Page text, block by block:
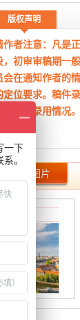
年 第12月 01 |
201210
要：科学技术水平
显的提高，为了顺
度重视建筑企业的
建筑施工处理技术
构，从而有效的缓解
建设情况，提出了
时对建筑工程管理
后；最后有针对性的
望能够给同行提供
【分 类】 【工业技
【关键词】 建筑工程
版权声明
作者注意：凡是
，初审审稿期一
会在通知作者的
定位要求。稿件
查询稿件录用情况。
本网站所公布期
时告知！）
本平台为期刊杂志
年，主要从事文化
布、宣传。非杂
本站仅为有实际合
稿指导和宣传，
类、便捷投稿、
期刊图片
一下
。